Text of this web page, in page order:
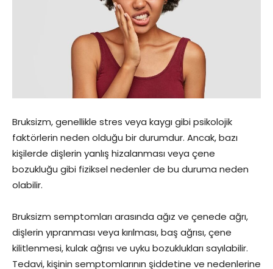
Bruksizm, genellikle stres veya kaygı gibi psikolojik
faktörlerin neden olduğu bir durumdur. Ancak, bazı
kişilerde dişlerin yanlış hizalanması veya çene
bozukluğu gibi fiziksel nedenler de bu duruma neden
olabilir.
Bruksizm semptomları arasında ağız ve çenede ağrı,
dişlerin yıpranması veya kırılması, baş ağrısı, çene
kilitlenmesi, kulak ağrısı ve uyku bozuklukları sayılabilir.
Tedavi, kişinin semptomlarının şiddetine ve nedenlerine